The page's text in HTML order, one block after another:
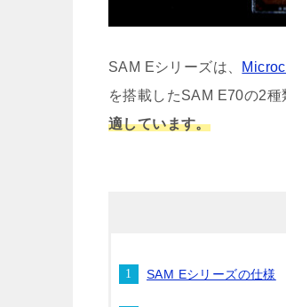
SAM Eシリーズは、
を搭載したSAM E70の2種
適しています。
SAM Eシリーズの仕様